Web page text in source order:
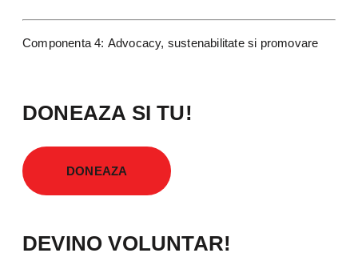
Componenta 4: Advocacy, sustenabilitate si promovare
DONEAZA SI TU!
DONEAZA
DEVINO VOLUNTAR!